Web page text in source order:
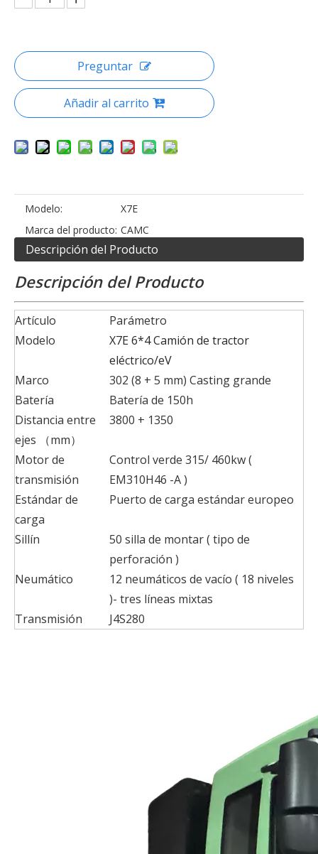
Preguntar
Añadir al carrito
Modelo:
X7E
Marca del producto: CAMC
Descripción del Producto
Descripción del Producto
Artículo
Parámetro
Modelo
X7E 6*4 Camión de tractor
eléctrico/eV
Marco
302 (8 + 5 mm) Casting grande
Batería
Batería de 150h
Distancia entre
ejes （mm）
3800 + 1350
Motor de
transmisión
Control verde 315/ 460kw(
EM310H46 -A)
Estándar de
carga
Puerto de carga estándar europeo
Sillín 50 silla de montar ( tipo de
perforación )
Neumático
12 neumáticos de vacío ( 18 niveles
)- tres líneas mixtas
Transmisión
J4S280